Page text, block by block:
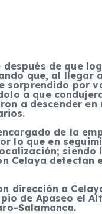
de que
que, al llegar
sorprendido por
a que
a descender en
de la
lo que en
siendo
Celaya
dirección a
de Apaseo el
Salamanca.